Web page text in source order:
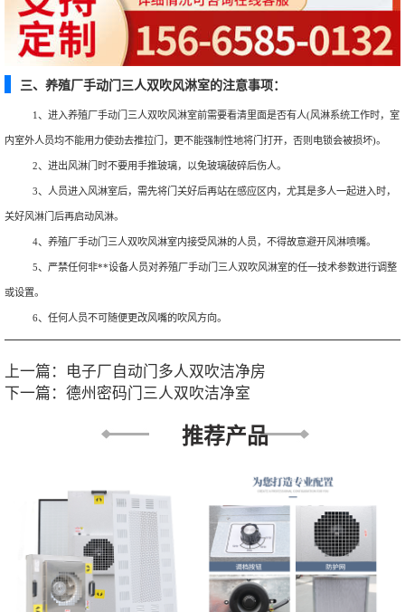
三、养殖厂手动门三人双吹风淋室的注意事项：
1、进入养殖厂手动门三人双吹风淋室前需要看清里面是否有人(风淋系统工作时，室
内室外人员均不能用力使劲去推拉门，更不能强制性地将门打开，否则电锁会被损坏)。
2、进出风淋门时不要用手推玻璃，以免玻璃破碎后伤人。
3、人员进入风淋室后，需先将门关好后再站在感应区内，尤其是多人一起进入时，
关好风淋门后再启动风淋。
4、养殖厂手动门三人双吹风淋室内接受风淋的人员，不得故意避开风淋喷嘴。
5、严禁任何非**设备人员对养殖厂手动门三人双吹风淋室的任一技术参数进行调整
或设置。
6、任何人员不可随便更改风嘴的吹风方向。
上一篇：
电子厂自动门多人双吹洁净房
下一篇： 德州密码门三人双吹洁净室
推荐产品